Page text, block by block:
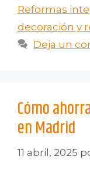
Reformas
decoración y
Deja un
Cómo
en Madrid
11 abril, 2025